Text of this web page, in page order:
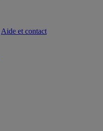
Aide et contact